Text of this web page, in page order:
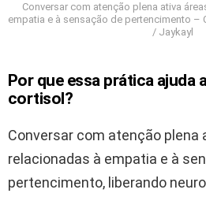
Conversar com atenção plena ativa
empatia e à sensação de pertencimento
/ Jaykayl
Por que essa prática ajuda
cortisol?
Conversar com atenção plena
relacionadas à empatia e à
pertencimento, liberando